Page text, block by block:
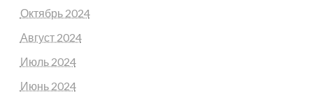
Октябрь 2024
Август 2024
Июль 2024
Июнь 2024